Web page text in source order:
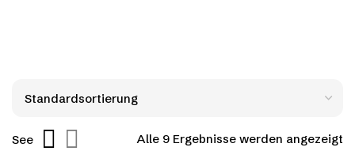
Alle 9 Ergebnisse werden angezeigt
See